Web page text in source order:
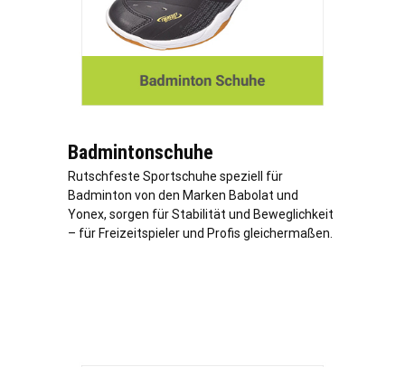
Badmintonschuhe
Rutschfeste Sportschuhe speziell für
Badminton von den Marken Babolat und
Yonex, sorgen für Stabilität und Beweglichkeit
– für Freizeitspieler und Profis gleichermaßen.